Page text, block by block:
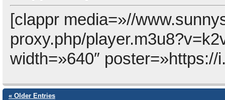
[clappr media=»//
proxy.php/
width=»640″
« Older Entries